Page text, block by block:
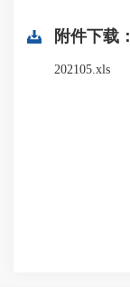
附件下载：
202105.xls